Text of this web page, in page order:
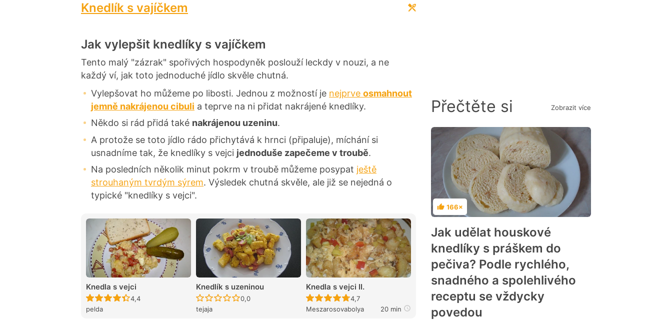
Knedlík s vajíčkem
Jak vylepšit knedlíky s vajíčkem
Tento malý "zázrak" spořivých hospodyněk poslouží leckdy v nouzi, a ne
každý ví, jak toto jednoduché jídlo skvěle chutná.
Vylepšovat ho můžeme po libosti. Jednou z možností je nejprve osmahnout
jemně nakrájenou cibuli a teprve na ni přidat nakrájené knedlíky.
Někdo si rád přidá také nakrájenou uzeninu.
A protože se toto jídlo rádo přichytává k hrnci (připaluje), míchání si
usnadníme tak, že knedlíky s vejci jednoduše zapečeme v troubě.
Na posledních několik minut pokrm v troubě můžeme posypat ještě
strouhaným tvrdým sýrem. Výsledek chutná skvěle, ale již se nejedná o
typické "knedlíky s vejci".
Knedla s vejci
Recept ještě nebyl hodnocen
4,4
pelda
Knedlík s uzeninou
Recept ještě nebyl hodnocen
0,0
tejaja
Knedla s vejci II.
Recept ještě nebyl hodnocen
4,7
Meszarosovabolya
20 min
Přečtěte si Zobrazit více
Hodnocení
166×
Jak udělat houskové
knedlíky s práškem do
pečiva? Podle rychlého,
snadného a spolehlivého
receptu se vždycky
povedou